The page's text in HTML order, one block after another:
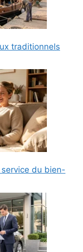
traditionnels
du bien-